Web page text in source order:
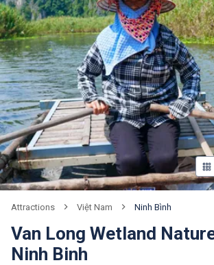
Attractions Việt Nam Ninh Bình
Van Long Wetland
Ninh Binh